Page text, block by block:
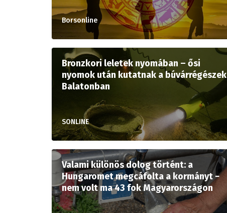
Borsonline
Bronzkori leletek nyomában – ősi
nyomok után kutatnak a búvárrégészek
Balatonban
SONLINE
Valami különös dolog történt: a
Hungaromet megcáfolta a kormányt −
nem volt ma 43 fok Magyarországon